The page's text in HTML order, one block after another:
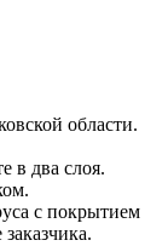
области.
в два слоя.
с покрытием